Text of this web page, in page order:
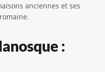
anciennes et ses
: